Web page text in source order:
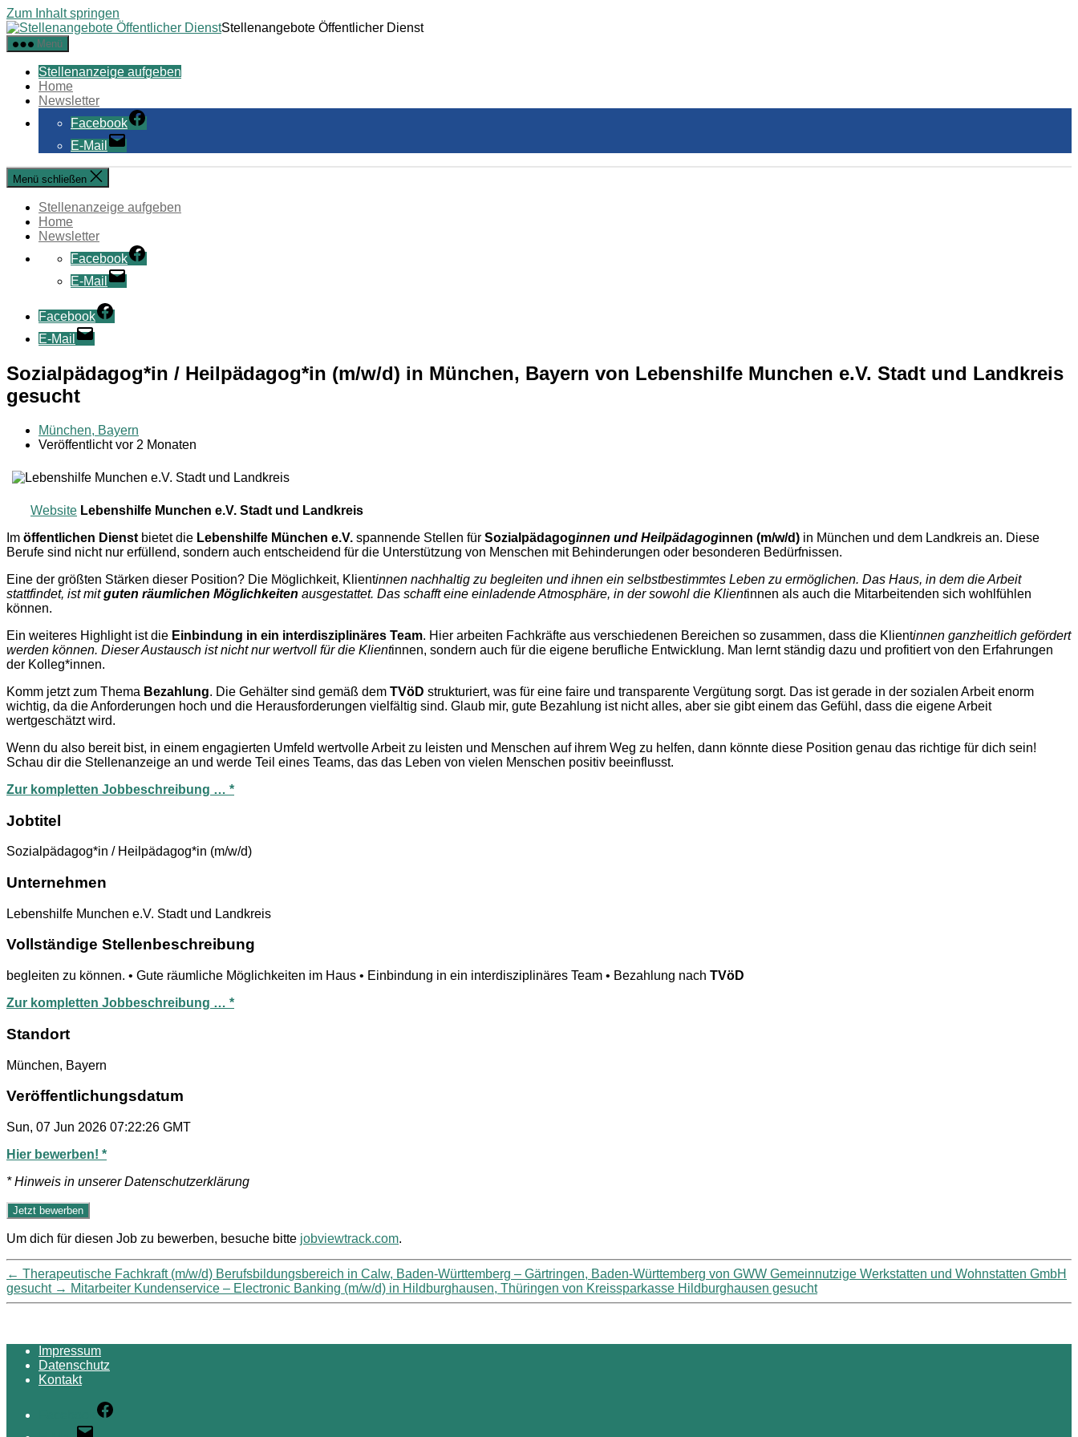
Zum Inhalt springen
Stellenangebote Öffentlicher Dienst
Menü
Stellenanzeige aufgeben
Home
Newsletter
Facebook
E-Mail
Menü schließen
Stellenanzeige aufgeben
Home
Newsletter
Facebook
E-Mail
Facebook
E-Mail
Sozialpädagog*in / Heilpädagog*in (m/w/d) in München, Bayern von Lebenshilfe Munchen e.V. Stadt und Landkreis
gesucht
München, Bayern
Veröffentlicht vor 2 Monaten
Website Lebenshilfe Munchen e.V. Stadt und Landkreis
Im öffentlichen Dienst bietet die Lebenshilfe München e.V. spannende Stellen für Sozialpädagoginnen und Heilpädagoginnen (m/w/d) in München und dem Landkreis an. Diese
Berufe sind nicht nur erfüllend, sondern auch entscheidend für die Unterstützung von Menschen mit Behinderungen oder besonderen Bedürfnissen.
Eine der größten Stärken dieser Position? Die Möglichkeit, Klientinnen nachhaltig zu begleiten und ihnen ein selbstbestimmtes Leben zu ermöglichen. Das Haus, in dem die Arbeit
stattfindet, ist mitguten räumlichen Möglichkeiten ausgestattet. Das schafft eine einladende Atmosphäre, in der sowohl die Klientinnen als auch die Mitarbeitenden sich wohlfühlen
können.
Ein weiteres Highlight ist die Einbindung in ein interdisziplinäres Team. Hier arbeiten Fachkräfte aus verschiedenen Bereichen so zusammen, dass die Klientinnen ganzheitlich gefördert
werden können. Dieser Austausch ist nicht nur wertvoll für die Klientinnen, sondern auch für die eigene berufliche Entwicklung. Man lernt ständig dazu und profitiert von den Erfahrungen
der Kolleg*innen.
Komm jetzt zum Thema Bezahlung. Die Gehälter sind gemäß dem TVöD strukturiert, was für eine faire und transparente Vergütung sorgt. Das ist gerade in der sozialen Arbeit enorm
wichtig, da die Anforderungen hoch und die Herausforderungen vielfältig sind. Glaub mir, gute Bezahlung ist nicht alles, aber sie gibt einem das Gefühl, dass die eigene Arbeit
wertgeschätzt wird.
Wenn du also bereit bist, in einem engagierten Umfeld wertvolle Arbeit zu leisten und Menschen auf ihrem Weg zu helfen, dann könnte diese Position genau das richtige für dich sein!
Schau dir die Stellenanzeige an und werde Teil eines Teams, das das Leben von vielen Menschen positiv beeinflusst.
Zur kompletten Jobbeschreibung … *
Jobtitel
Sozialpädagog*in / Heilpädagog*in (m/w/d)
Unternehmen
Lebenshilfe Munchen e.V. Stadt und Landkreis
Vollständige Stellenbeschreibung
begleiten zu können. • Gute räumliche Möglichkeiten im Haus • Einbindung in ein interdisziplinäres Team • Bezahlung nach TVöD
Zur kompletten Jobbeschreibung … *
Standort
München, Bayern
Veröffentlichungsdatum
Sun, 07 Jun 2026 07:22:26 GMT
Hier bewerben! *
* Hinweis in unserer Datenschutzerklärung
Um dich für diesen Job zu bewerben, besuche bitte jobviewtrack.com.
← Therapeutische Fachkraft (m/w/d) Berufsbildungsbereich in Calw, Baden-Württemberg – Gärtringen, Baden-Württemberg von GWW Gemeinnutzige Werkstatten und Wohnstatten GmbH
gesucht → Mitarbeiter Kundenservice – Electronic Banking (m/w/d) in Hildburghausen, Thüringen von Kreissparkasse Hildburghausen gesucht
Impressum
Datenschutz
Kontakt